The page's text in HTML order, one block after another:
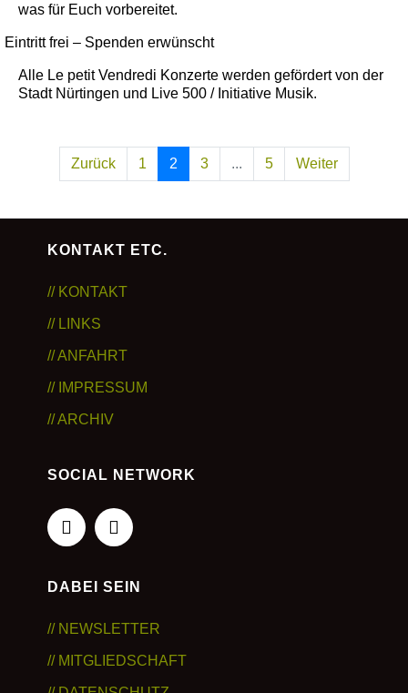
was für Euch vorbereitet.
Eintritt frei – Spenden erwünscht
Alle Le petit Vendredi Konzerte werden gefördert von der
Stadt Nürtingen und Live 500 / Initiative Musik.
Zurück 1 2 3 ... 5 Weiter
KONTAKT ETC.
// KONTAKT
// LINKS
// ANFAHRT
// IMPRESSUM
// ARCHIV
SOCIAL NETWORK
DABEI SEIN
// NEWSLETTER
// MITGLIEDSCHAFT